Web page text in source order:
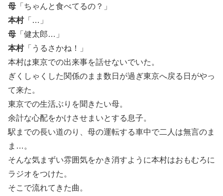
母 「ちゃんと食べてるの？」
本村「…」
母 「健太郎…」
本村「うるさかね！」
本村は東京での出来事を話せないでいた。
ぎくしゃくした関係のまま数日が過ぎ東京へ戻る日がやっ
て来た。
東京での生活ぶりを聞きたい母。
余計な心配をかけさせまいとする息子。
駅までの長い道のり、母の運転する車中で二人は無言のま
ま…。
そんな気まずい雰囲気をかき消すように本村はおもむろに
ラジオをつけた。
そこで流れてきた曲。